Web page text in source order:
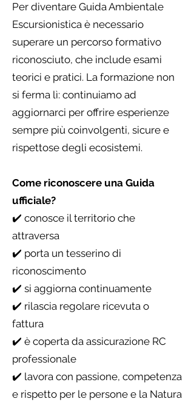
Per diventare Guida Ambientale
Escursionistica è necessario
superare un percorso formativo
riconosciuto, che include esami
teorici e pratici. La formazione non
si ferma lì: continuiamo ad
aggiornarci per offrire esperienze
sempre più coinvolgenti, sicure e
rispettose degli ecosistemi.
Come riconoscere una Guida
ufficiale?
✔️ conosce il territorio che
attraversa
✔️ porta un tesserino di
riconoscimento
✔️ si aggiorna continuamente
✔️ rilascia regolare ricevuta o
fattura
✔️ è coperta da assicurazione RC
professionale
✔️ lavora con passione, competenza
e rispetto per le persone e la Natura